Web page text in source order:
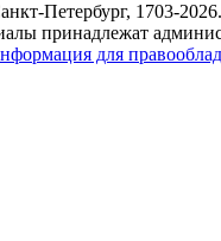
Петербург, 1703-2026.
принадлежат
для